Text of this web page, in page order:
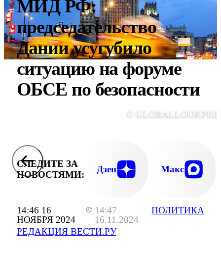
14:46 16
НОЯБРЯ 2024
14:47
16.11.2024
РЕДАКЦИЯ ВЕСТИ.РУ
ПОЛИТИКА
МИД РФ:
председательство
Дании усугубило
ситуацию на форуме
ОБСЕ по безопасности
©
СЛЕДИТЕ ЗА
НОВОСТЯМИ:
Дзен Макс